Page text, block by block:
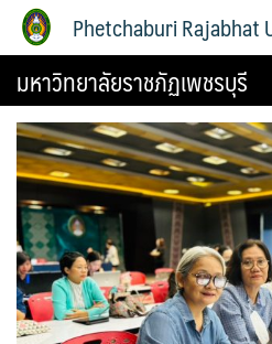
Phetchaburi Rajabhat
มหาวิทยาลัยราชภัฏเพชรบุรี